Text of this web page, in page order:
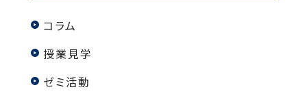
コラム
授業見学
ゼミ活動